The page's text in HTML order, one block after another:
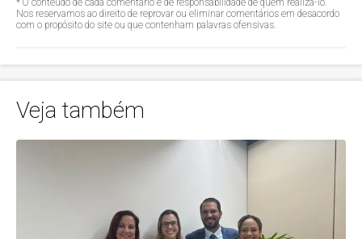
* O conteúdo de cada comentário é de responsabilidade de quem realizá-lo.
Nos reservamos ao direito de reprovar ou eliminar comentários em desacordo
com o propósito do site ou que contenham palavras ofensivas.
Veja também